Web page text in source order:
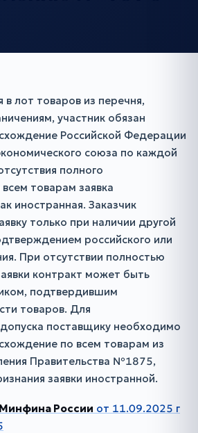
в лот товаров из перечня,
участник обязан
Российской Федерации
союза по каждой
полного
товарам заявка
иностранная. Заказчик
только при наличии другой
российского или
При отсутствии полностью
контракт может быть
подтвердившим
товаров. Для
поставщику необходимо
по всем товарам из
Правительства №1875,
заявки иностранной.
Минфина России от 11.09.2025 г